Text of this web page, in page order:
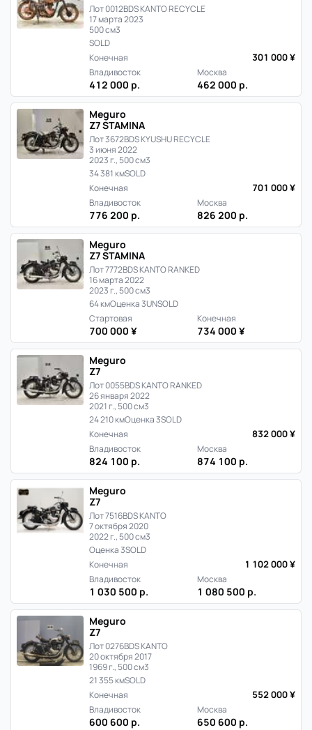
Лот 0012BDS KANTO RECYCLE
17 марта 2023
500 см3
SOLD
Конечная
301 000 ¥
Владивосток
412 000 р.
Москва
462 000 р.
Meguro
Z7 STAMINA
Лот 3672BDS KYUSHU RECYCLE
3 июня 2022
2023 г., 500 см3
34 381 кмSOLD
Конечная
701 000 ¥
Владивосток
776 200 р.
Москва
826 200 р.
Meguro
Z7 STAMINA
Лот 7772BDS KANTO RANKED
16 марта 2022
2023 г., 500 см3
64 кмОценка 3UNSOLD
Стартовая
700 000 ¥
Конечная
734 000 ¥
Meguro
Z7
Лот 0055BDS KANTO RANKED
26 января 2022
2021 г., 500 см3
24 210 кмОценка 3SOLD
Конечная
832 000 ¥
Владивосток
824 100 р.
Москва
874 100 р.
Meguro
Z7
Лот 7516BDS KANTO
7 октября 2020
2022 г., 500 см3
Оценка 3SOLD
Конечная
1 102 000 ¥
Владивосток
1 030 500 р.
Москва
1 080 500 р.
Meguro
Z7
Лот 0276BDS KANTO
20 октября 2017
1969 г., 500 см3
21 355 кмSOLD
Конечная
552 000 ¥
Владивосток
600 600 р.
Москва
650 600 р.